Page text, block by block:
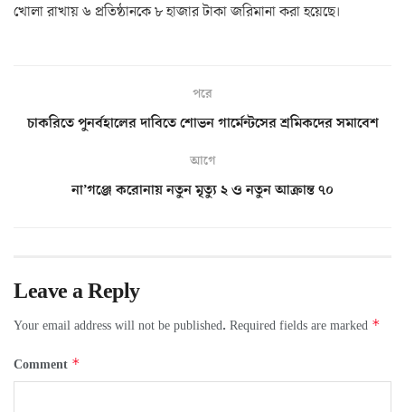
খোলা রাখায় ৬ প্রতিষ্ঠানকে ৮ হাজার টাকা জরিমানা করা হয়েছে।
পরে
চাকরিতে পুনর্বহালের দাবিতে শোভন গার্মেন্টসের শ্রমিকদের সমাবেশ
আগে
না’গঞ্জে করোনায় নতুন মৃত্যু ২ ও নতুন আক্রান্ত ৭০
Leave a Reply
Your email address will not be published. Required fields are marked *
Comment *